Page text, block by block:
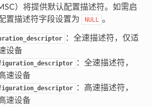
）将提供默认配置描述符。如需启
置描述符字段设置为
NULL 。
：全速描述符，仅适
设备
：全速描述符，
速设备
：高速描述符，
速设备